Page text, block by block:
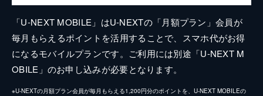
「U-NEXT MOBILE」はU-NEXTの「月額プラン」会員が
毎月もらえるポイントを活用することで、スマホ代がお得
になるモバイルプランです。ご利用には別途「U-NEXT M
OBILE」のお申し込みが必要となります。
※U-NEXTの月額プラン会員が毎月もらえる1,200円分のポイントを、U-NEXT MOBILEの